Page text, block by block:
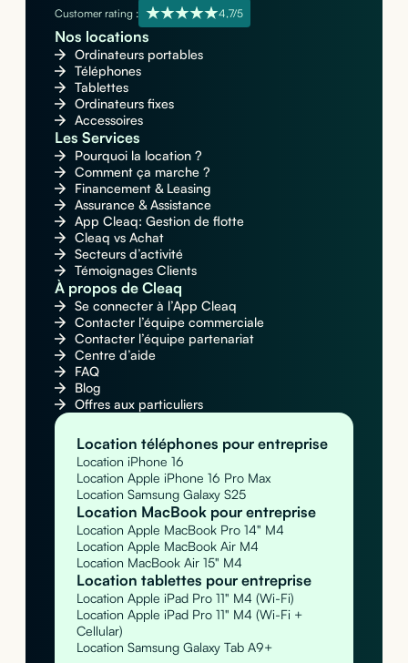
Customer rating : 4,7/5
Nos locations
Ordinateurs portables
Téléphones
Tablettes
Ordinateurs fixes
Accessoires
Les Services
Pourquoi la location ?
Comment ça marche ?
Financement & Leasing
Assurance & Assistance
App Cleaq: Gestion de flotte
Cleaq vs Achat
Secteurs d’activité
Témoignages Clients
À propos de Cleaq
Se connecter à l’App Cleaq
Contacter l’équipe commerciale
Contacter l’équipe partenariat
Centre d’aide
FAQ
Blog
Offres aux particuliers
Location téléphones pour entreprise
Location iPhone 16
Location Apple iPhone 16 Pro Max
Location Samsung Galaxy S25
Location MacBook pour entreprise
Location Apple MacBook Pro 14" M4
Location Apple MacBook Air M4
Location MacBook Air 15" M4
Location tablettes pour entreprise
Location Apple iPad Pro 11" M4 (Wi-Fi)
Location Apple iPad Pro 11" M4 (Wi-Fi +
Cellular)
Location Samsung Galaxy Tab A9+